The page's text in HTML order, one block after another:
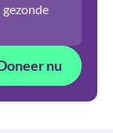
gezonde
nu